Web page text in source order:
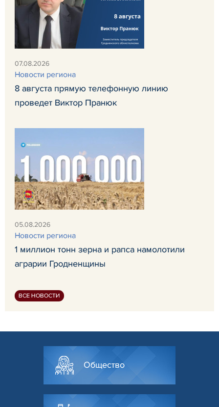
07.08.2026
Новости региона
8 августа прямую телефонную линию
проведет Виктор Пранюк
05.08.2026
Новости региона
1 миллион тонн зерна и рапса намолотили
аграрии Гродненщины
ВСЕ НОВОСТИ
Общество